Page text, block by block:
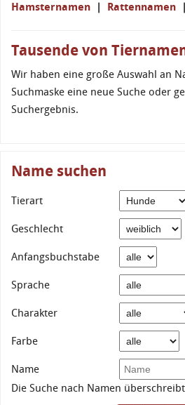
Hamsternamen | Rattennamen
Tausende von
Wir haben eine große Auswahl an
Suchmaske eine neue Suche oder
Suchergebnis.
Name suchen
Tierart
Geschlecht
Anfangsbuchstabe
Sprache
Charakter
Farbe
Name
Die Suche nach Namen